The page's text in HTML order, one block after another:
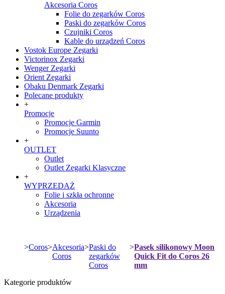
Akcesoria Coros
Folie do zegarków Coros
Paski do zegarków Coros
Czujniki Coros
Kable do urządzeń Coros
Vostok Europe Zegarki
Victorinox Zegarki
Wenger Zegarki
Orient Zegarki
Obaku Denmark Zegarki
Polecane produkty
+
Promocje
Promocje Garmin
Promocje Suunto
+
OUTLET
Outlet
Outlet Zegarki Klasyczne
+
WYPRZEDAŻ
Folie i szkła ochronne
Akcesoria
Urządzenia
>Coros ​>Akcesoria
Coros ​
>Paski do
zegarków
Coros ​
>Pasek silikonowy Moon
Quick Fit do Coros 26
mm
Kategorie produktów